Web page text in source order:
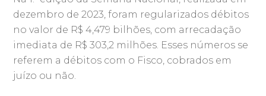
dezembro de 2023, foram regularizados débitos
no valor de R$ 4,479 bilhões, com arrecadação
imediata de R$ 303,2 milhões. Esses números se
referem a débitos com o Fisco, cobrados em
juízo ou não.